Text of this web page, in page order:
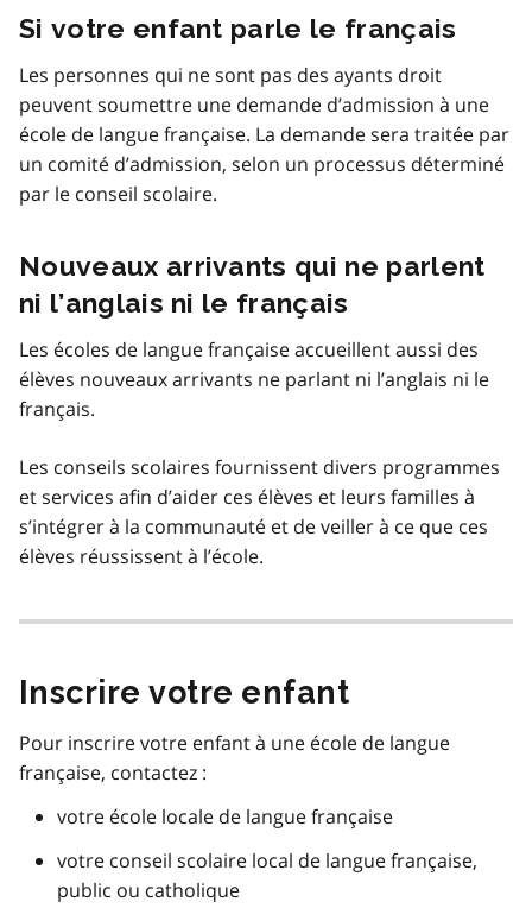
Si votre enfant parle le français
Les personnes qui ne sont pas des ayants droit
peuvent soumettre une demande d’admission à une
école de langue française. La demande sera traitée par
un comité d’admission, selon un processus déterminé
par le conseil scolaire.
Nouveaux arrivants qui ne parlent
ni l’anglais ni le français
Les écoles de langue française accueillent aussi des
élèves nouveaux arrivants ne parlant ni l’anglais ni le
français.
Les conseils scolaires fournissent divers programmes
et services afin d’aider ces élèves et leurs familles à
s’intégrer à la communauté et de veiller à ce que ces
élèves réussissent à l’école.
Inscrire votre enfant
Pour inscrire votre enfant à une école de langue
française, contactez :
votre école locale de langue française
votre conseil scolaire local de langue française,
public ou catholique